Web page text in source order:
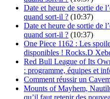
Date et heure de sortie de
quand sort-il ? (10:37)
Date et heure de sortie de
quand sort-il ? (10:37)
One Piece 1162 : Les
disponibles ! Rocks.D
Red Bull League of Its
: programme, équipes et
Comment réussir un
Mounts of Mayhem,